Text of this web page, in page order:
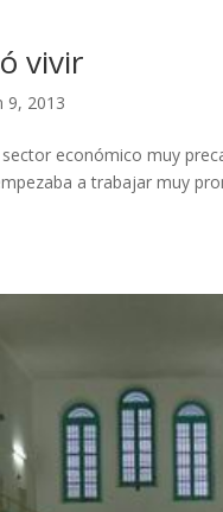
vivir
9, 2013
económico muy
a trabajar muy